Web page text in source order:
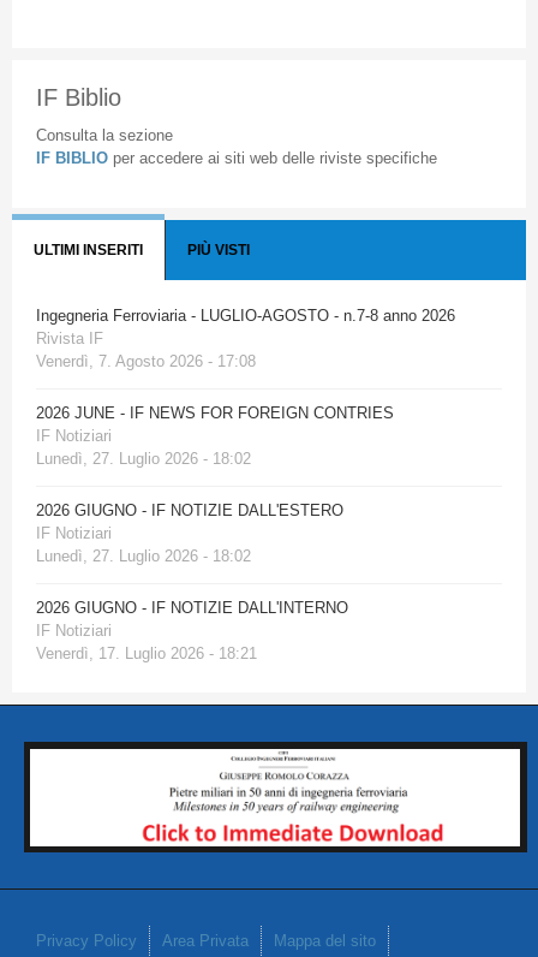
IF Biblio
Consulta la sezione
IF BIBLIO per accedere ai siti web delle riviste specifiche
ULTIMI INSERITI PIÙ VISTI
Ingegneria Ferroviaria - LUGLIO-AGOSTO - n.7-8 anno 2026
Rivista IF
Venerdì, 7. Agosto 2026 - 17:08
2026 JUNE - IF NEWS FOR FOREIGN CONTRIES
IF Notiziari
Lunedì, 27. Luglio 2026 - 18:02
2026 GIUGNO - IF NOTIZIE DALL'ESTERO
IF Notiziari
Lunedì, 27. Luglio 2026 - 18:02
2026 GIUGNO - IF NOTIZIE DALL'INTERNO
IF Notiziari
Venerdì, 17. Luglio 2026 - 18:21
Privacy Policy Area Privata Mappa del sito